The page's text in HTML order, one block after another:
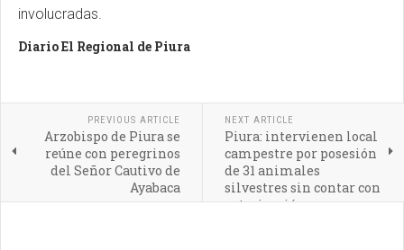
involucradas.
Diario El Regional de Piura
PREVIOUS ARTICLE
Arzobispo de Piura se
reúne con peregrinos
del Señor Cautivo de
Ayabaca
NEXT ARTICLE
Piura: intervienen local
campestre por posesión
de 31 animales
silvestres sin contar con
autorización